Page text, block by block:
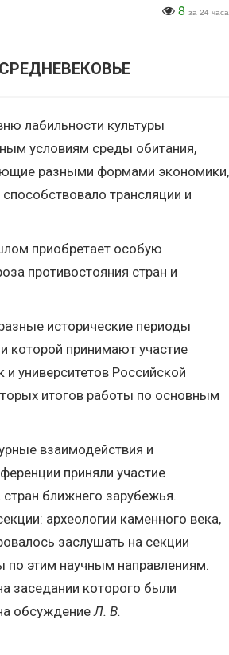
8 за 24 часа
лабильности культуры
условиям среды обитания,
разными формами экономики,
трансляции и
приобретает особую
противостояния стран и
исторические периоды
которой принимают участие
университетов Российской
итогов работы по основным
взаимодействия и
приняли участие
ближнего зарубежья.
археологии каменного века,
заслушать на секции
по этим научным направлениям.
заседании которого были
обсуждениеЛ. В.